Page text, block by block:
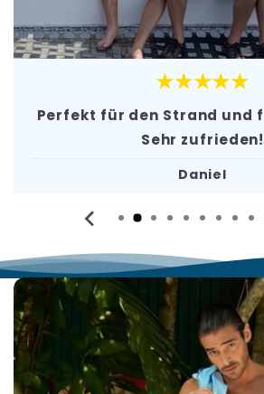
★★★★★
Perfekt für den Strand und
Sehr zufrieden!
Daniel